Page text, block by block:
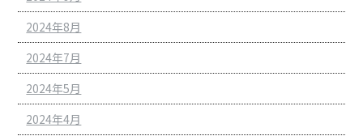
2024年8月
2024年7月
2024年5月
2024年4月